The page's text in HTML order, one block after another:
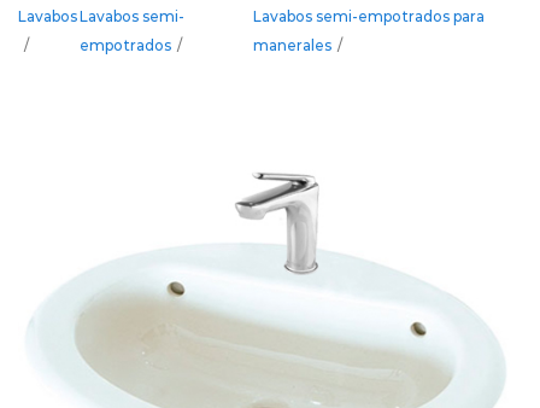
Lavabos
/
Lavabos semi-
empotrados /
Lavabos semi-empotrados para
manerales /